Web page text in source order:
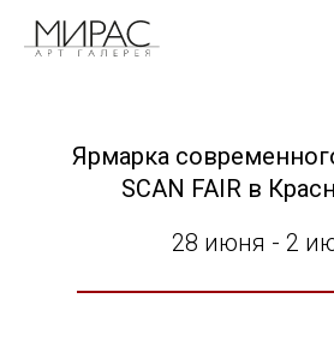
Ярмарка
SCAN FAIR в
28 июня - 2